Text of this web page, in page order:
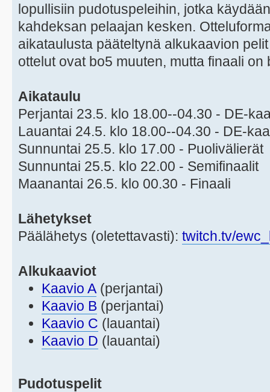
lopullisiin pudotuspeleihin, jotka
kahdeksan pelaajan kesken.
aikataulusta pääteltynä alkukaavion
ottelut ovat bo5 muuten, mutta finaali on
Aikataulu
Perjantai 23.5. klo 18.00--04.30 - DE-
Lauantai 24.5. klo 18.00--04.30 - DE-
Sunnuntai 25.5. klo 17.00 - Puolivälierät
Sunnuntai 25.5. klo 22.00 - Semifinaalit
Maanantai 26.5. klo 00.30 - Finaali
Lähetykset
Päälähetys (oletettavasti): twitch.tv/
Alkukaaviot
Kaavio A (perjantai)
Kaavio B (perjantai)
Kaavio C (lauantai)
Kaavio D (lauantai)
Pudotuspelit